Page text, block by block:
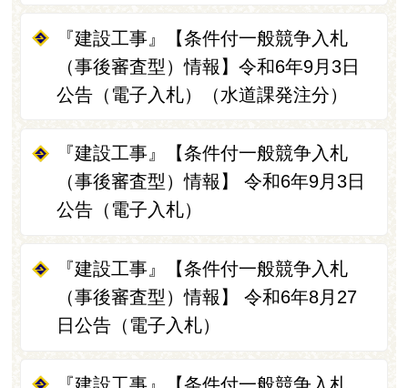
『建設工事』【条件付一般競争入札
（事後審査型）情報】令和6年9月3日
公告（電子入札）（水道課発注分）
『建設工事』【条件付一般競争入札
（事後審査型）情報】 令和6年9月3日
公告（電子入札）
『建設工事』【条件付一般競争入札
（事後審査型）情報】 令和6年8月27
日公告（電子入札）
『建設工事』【条件付一般競争入札